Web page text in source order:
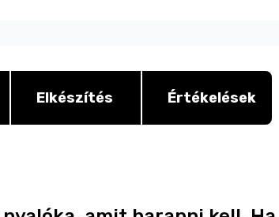
Elkészítés Értékelések